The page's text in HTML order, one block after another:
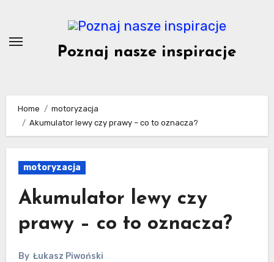
content
Poznaj nasze inspiracje
Home
motoryzacja
Akumulator lewy czy prawy – co to oznacza?
motoryzacja
Akumulator lewy czy
prawy – co to oznacza?
By Łukasz Piwoński